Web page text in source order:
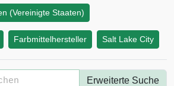
(Vereinigte Staaten)
Farbmittelhersteller Salt Lake City
Erweiterte Suche